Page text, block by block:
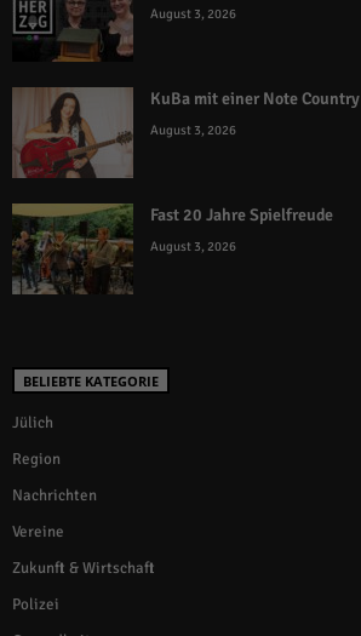
August 3, 2026
KuBa mit einer Note Country
August 3, 2026
Fast 20 Jahre Spielfreude
August 3, 2026
BELIEBTE KATEGORIE
Jülich
Region
Nachrichten
Vereine
Zukunft & Wirtschaft
Polizei